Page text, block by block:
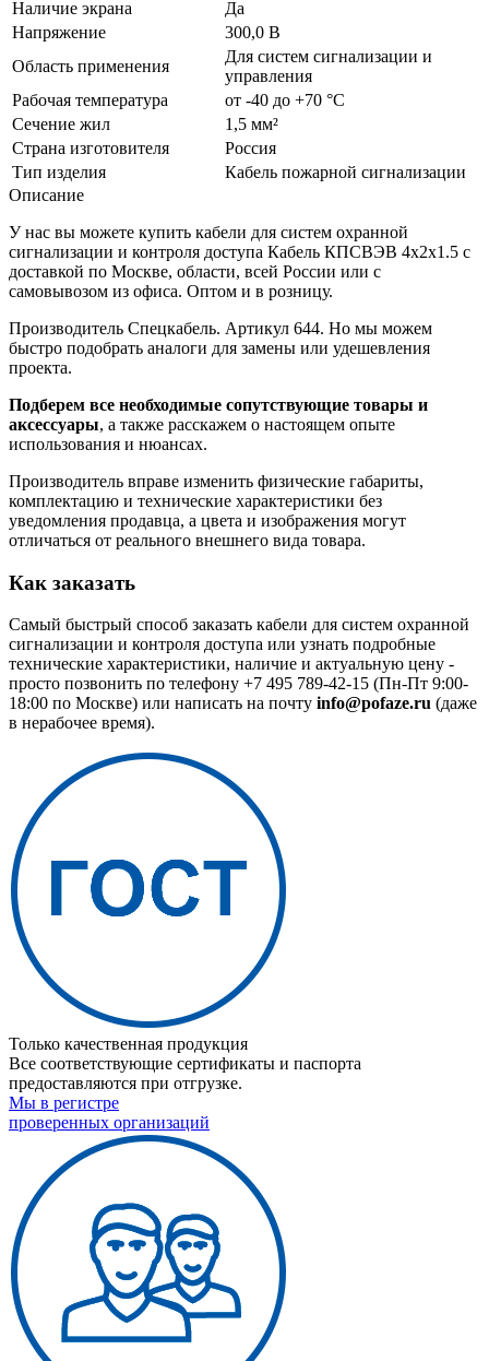
Наличие экрана
Да
Напряжение
300,0 В
Область применения
Для систем сигнализации и
управления
Рабочая температура
от -40 до +70 °C
Сечение жил
1,5 мм²
Страна изготовителя
Россия
Тип изделия
Кабель пожарной сигнализации
Описание
У нас вы можете купить кабели для систем охранной
сигнализации и контроля доступа Кабель КПСВЭВ 4х2х1.5 с
доставкой по Москве, области, всей России или с
самовывозом из офиса. Оптом и в розницу.
Производитель Спецкабель. Артикул 644. Но мы можем
быстро подобрать аналоги для замены или удешевления
проекта.
Подберем все необходимые сопутствующие товары и
аксессуары, а также расскажем о настоящем опыте
использования и нюансах.
Производитель вправе изменить физические габариты,
комплектацию и технические характеристики без
уведомления продавца, а цвета и изображения могут
отличаться от реального внешнего вида товара.
Как заказать
Самый быстрый способ заказать кабели для систем охранной
сигнализации и контроля доступа или узнать подробные
технические характеристики, наличие и актуальную цену -
просто позвонить по телефону +7 495 789-42-15 (Пн-Пт 9:00-
18:00 по Москве) или написать на почту info@pofaze.ru (даже
в нерабочее время).
Только качественная продукция
Все соответствующие сертификаты и паспорта
предоставляются при отгрузке.
Мы в регистре
проверенных организаций